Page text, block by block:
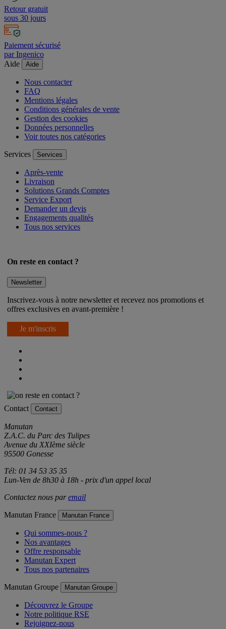
Retour gratuit
sous 30 jours
Paiement sécurisé
par Ingenico
Aide
Aide
Nous contacter
FAQ
Mentions légales
Conditions générales de vente
Gestion des cookies
Données personnelles
Voir toutes nos catégories
Services Services
Après-vente
Livraison
Solutions Grands Comptes
Service Export
Demander un devis
Engagements qualités
Tous nos services
On reste en contact ?
Newsletter
Inscrivez-vous à notre newsletter et recevez nos promotions et
offres exclusives en avant-première !
Je m'inscris
Contact Contact
Manutan
Z.A.C. du Parc des Tulipes
Avenue du XXIème siècle
95500 Gonesse
Tél: 01 34 53 35 35
Lun-Ven de 8h30 à 18h - prix d'un appel local
Contactez nous paremail
Manutan France Manutan France
Qui sommes-nous ?
Nos avantages
Offre responsable
Manutan Expert
Tous nos partenaires
Manutan Groupe Manutan Groupe
Découvrez le Groupe
Notre politique RSE
Rejoignez-nous